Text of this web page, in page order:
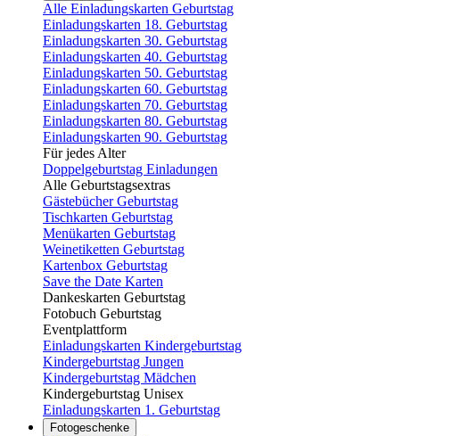
Alle Einladungskarten Geburtstag
Einladungskarten 18. Geburtstag
Einladungskarten 30. Geburtstag
Einladungskarten 40. Geburtstag
Einladungskarten 50. Geburtstag
Einladungskarten 60. Geburtstag
Einladungskarten 70. Geburtstag
Einladungskarten 80. Geburtstag
Einladungskarten 90. Geburtstag
Für jedes Alter
Doppelgeburtstag Einladungen
Alle Geburtstagsextras
Gästebücher Geburtstag
Tischkarten Geburtstag
Menükarten Geburtstag
Weinetiketten Geburtstag
Kartenbox Geburtstag
Save the Date Karten
Dankeskarten Geburtstag
Fotobuch Geburtstag
Eventplattform
Einladungskarten Kindergeburtstag
Kindergeburtstag Jungen
Kindergeburtstag Mädchen
Kindergeburtstag Unisex
Einladungskarten 1. Geburtstag
Fotogeschenke